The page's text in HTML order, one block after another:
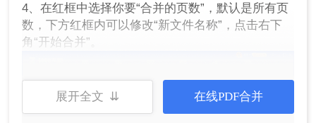
4、在红框中选择你要“合并的页数”，默认是所有页
数，下方红框内可以修改“新文件名称”，点击右下
角“开始合并”。
展开全文 ⇊ 在线PDF合并